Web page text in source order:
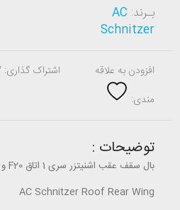
بـرند: AC
Schnitzer
افزودن به علاقه
مندی:
اشتراک گذاری:
توضیحات :
بال سقف عقب اشنیتزر سری 1 اتاق F20 و F21
AC Schnitzer Roof Rear Wing